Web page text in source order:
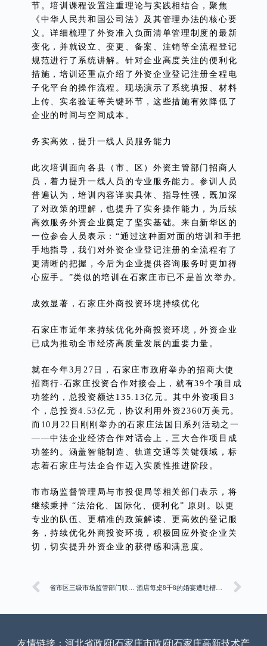
节。培训课程设置注重理论与实践相结合，聚焦
《中华人民共和国公司法》及其管理办法的核心要
义。详细梳理了外资准入负面清单管理制度的最新
变化，并就设立、变更、备案、注销等全流程登记
规范进行了系统讲解。针对企业高度关注的便利化
措施，培训还重点介绍了外资企业登记注册全程电
子化平台的操作流程。现场演示了系统填报、材料
上传、实名验证等关键环节，这些措施有效降低了
企业的时间与空间成本。
务实高效，提升一线人员服务能力
此次培训面向各县（市、区）外资主管部门招商人
员，着力提升一线人员的专业服务能力。参训人员
普遍认为，培训内容详实具体、指导性强，既加深
了对政策的理解，也提升了实务操作能力，为后续
高效服务外资企业奠定了坚实基础。来自新华区的
一位参会人员表示：“通过这种面对面的培训和手把
手地指导，我们对外资企业登记注册的全流程有了
更清晰的把握，今后为企业提供咨询服务时更加得
心应手。”类似的培训在石家庄市已不是首次举办。
成效显著，石家庄外商投资环境持续优化
石家庄市近年来持续优化外商投资环境，外资企业
已成为推动全市经济高质量发展的重要力量。
就在今年3月27日，石家庄市政府举办的招商大使
招商行-石家庄投资合作对接会上，就有39个项目成
功签约，总投资额达135.13亿元。其中外资项目3
个，总投资4.53亿元，协议利用外资2360万美元。
而10月22日刚刚举办的石家庄法国日系列活动之一
——中法企业经济合作对话会上，三大合作项目成
功签约。涵盖智能制造、轨道交通等关键领域，标
志着石家庄与法企合作迈入实质性推进阶段。
市市场监督管理局与市投促局等相关部门表示，将
继续秉持 “法治化、国际化、便利化” 原则。以更
专业的队伍、更精准的政策解读、更高效的登记服
务，持续优化外商投资环境，积极回应外资企业关
切，切实提升外资企业的获得感和满意度。
省市区三级市场监管部门联合开展2025年“普及法律法规·优化消费环境”进市场活动
友情链接： 河北省政府|石家庄市政府|石家庄高新技术产